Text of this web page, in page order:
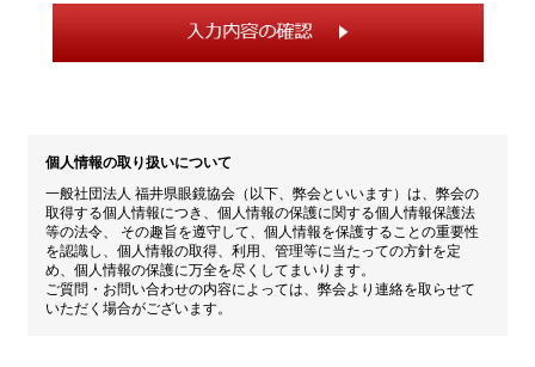
個人情報の取り扱いについて
一般社団法人 福井県眼鏡協会（以下、弊会といいます）は、弊会の
取得する個人情報につき、個人情報の保護に関する個人情報保護法
等の法令、 その趣旨を遵守して、個人情報を保護することの重要性
を認識し、個人情報の取得、利用、管理等に当たっての方針を定
め、個人情報の保護に万全を尽くしてまいります。
ご質問・お問い合わせの内容によっては、弊会より連絡を取らせて
いただく場合がございます。